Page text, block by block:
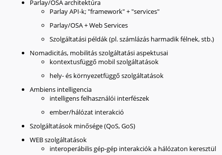
Parlay/OSA architektúra
Parlay API-k; "framework" + "services"
Parlay/OSA + Web Services
Szolgáltatási példák (pl. számlázás harmadik félnek, stb.)
Nomadicitás, mobilitás szolgáltatási aspektusai
kontextusfüggő mobil szolgáltatások
hely- és környezetfüggő szolgáltatások
Ambiens intelligencia
intelligens felhasználói interfészek
ember/hálózat interakció
Szolgáltatások minősége (QoS, GoS)
WEB szolgáltatások
interoperábilis gép-gép interakciók a hálózaton keresztül